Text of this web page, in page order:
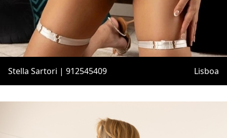
Stella Sartori | 912545409 Lisboa